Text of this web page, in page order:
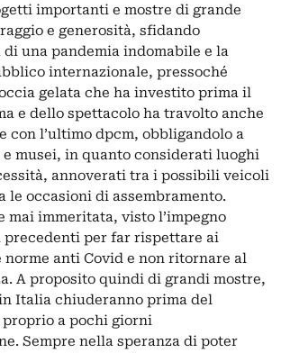
importanti e mostre di grande
e generosità, sfidando
una pandemia indomabile e la
internazionale, pressoché
gelata che ha investito prima il
e dello spettacolo ha travolto anche
con l’ultimo dpcm, obbligandolo a
musei, in quanto considerati luoghi
annoverati tra i possibili veicoli
le occasioni di assembramento.
mai immeritata, visto l’impegno
precedenti per far rispettare ai
anti Covid e non ritornare al
A proposito quindi di grandi mostre,
Italia chiuderanno prima del
a pochi giorni
Sempre nella speranza di poter